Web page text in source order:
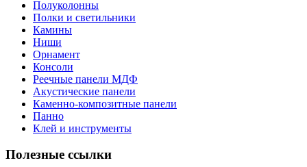
Полуколонны
Полки и светильники
Камины
Ниши
Орнамент
Консоли
Реечные панели МДФ
Акустические панели
Каменно-композитные панели
Панно
Клей и инструменты
Полезные ссылки